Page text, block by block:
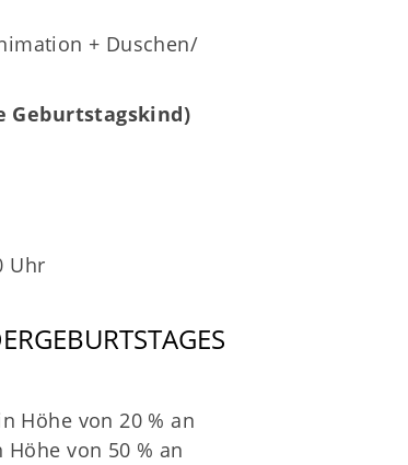
+ Duschen/
Geburtstagskind)
Uhr
Höhe von 20 % an
von 50 % an